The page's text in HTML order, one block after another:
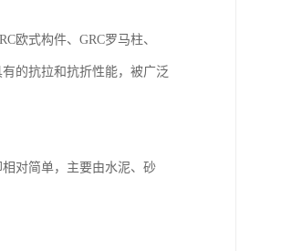
欧式构件、GRC罗马柱、
的抗拉和抗折性能，被广泛
对简单，主要由水泥、砂